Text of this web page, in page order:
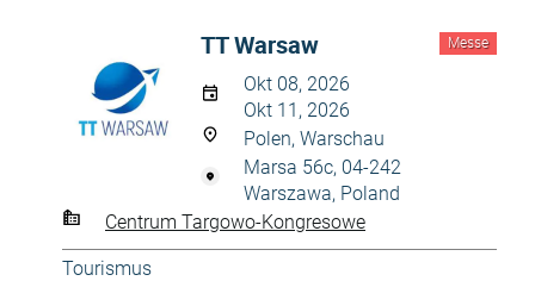
Messe
TT Warsaw
Okt 08, 2026
Okt 11, 2026
Polen, Warschau
Marsa 56c, 04-242
Warszawa, Poland
Centrum Targowo-Kongresowe
Tourismus